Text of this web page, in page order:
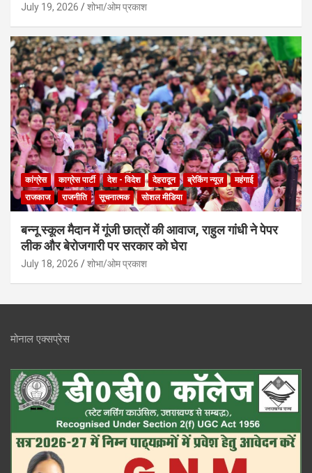
July 19, 2026 शोभा/ओम प्रकाश
कांग्रेस काग्रेस पार्टी देश - विदेश देहरादून ब्रेकिंग न्यूज़
महंगाई
राजकाज
राजनीति सूचनात्मक सोशल मीडिया
बन्नू स्कूल मैदान में गूंजी छात्रों की आवाज, राहुल गांधी ने पेपर
लीक और बेरोजगारी पर सरकार को घेरा
July 18, 2026 शोभा/ओम प्रकाश
मोनाल एक्सप्रेस